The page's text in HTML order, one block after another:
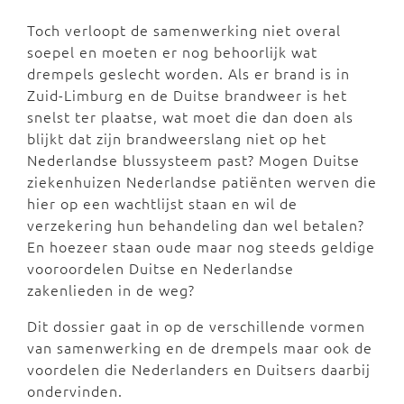
Toch verloopt de samenwerking niet overal
soepel en moeten er nog behoorlijk wat
drempels geslecht worden. Als er brand is in
Zuid-Limburg en de Duitse brandweer is het
snelst ter plaatse, wat moet die dan doen als
blijkt dat zijn brandweerslang niet op het
Nederlandse blussysteem past? Mogen Duitse
ziekenhuizen Nederlandse patiënten werven die
hier op een wachtlijst staan en wil de
verzekering hun behandeling dan wel betalen?
En hoezeer staan oude maar nog steeds geldige
vooroordelen Duitse en Nederlandse
zakenlieden in de weg?
Dit dossier gaat in op de verschillende vormen
van samenwerking en de drempels maar ook de
voordelen die Nederlanders en Duitsers daarbij
ondervinden.